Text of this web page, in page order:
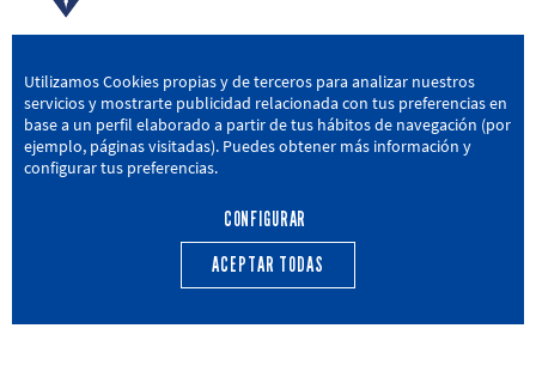
SD AMOREBIETA
San Miguel Kalea, 16, 48340 Amorebieta, Bizkaia
946 604 751 | sda@sdamorebieta.eus
CANTERA ACTUALIDAD
Utilizamos Cookies propias y de terceros para analizar nuestros
servicios y mostrarte publicidad relacionada con tus preferencias en
base a un perfil elaborado a partir de tus hábitos de navegación (por
ejemplo, páginas visitadas). Puedes obtener más información y
configurar tus preferencias.
CONFIGURAR
ACEPTAR TODAS